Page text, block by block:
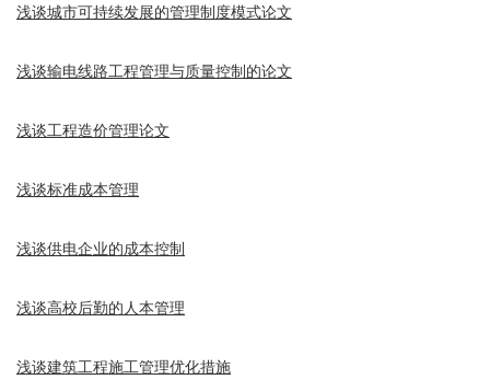
浅谈城市可持续发展的管理制度模式论文
浅谈输电线路工程管理与质量控制的论文
浅谈工程造价管理论文
浅谈标准成本管理
浅谈供电企业的成本控制
浅谈高校后勤的人本管理
浅谈建筑工程施工管理优化措施